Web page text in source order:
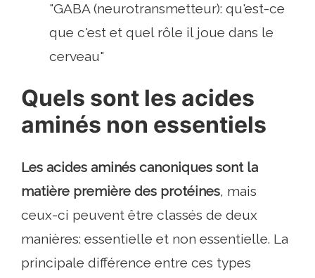
"GABA (neurotransmetteur): qu'est-ce
que c'est et quel rôle il joue dans le
cerveau"
Quels sont les acides
aminés non essentiels
Les acides aminés canoniques sont la
matière première des protéines, mais
ceux-ci peuvent être classés de deux
manières: essentielle et non essentielle. La
principale différence entre ces types